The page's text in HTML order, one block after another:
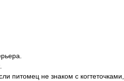
питомец не знаком с когтеточками,